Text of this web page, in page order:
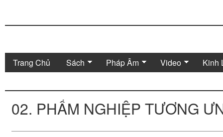
Trang Chủ Sách Pháp Âm Video Kinh
02. PHẨM NGHIỆP TƯƠNG